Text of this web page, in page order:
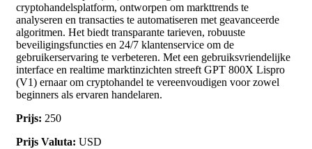
cryptohandelsplatform, ontworpen om markttrends te
analyseren en transacties te automatiseren met geavanceerde
algoritmen. Het biedt transparante tarieven, robuuste
beveiligingsfuncties en 24/7 klantenservice om de
gebruikerservaring te verbeteren. Met een gebruiksvriendelijke
interface en realtime marktinzichten streeft GPT 800X Lispro
(V1) ernaar om cryptohandel te vereenvoudigen voor zowel
beginners als ervaren handelaren.
Prijs: 250
Prijs Valuta: USD